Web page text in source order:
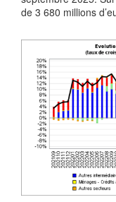
de 3 680 millions